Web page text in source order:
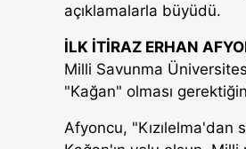
açıklamalarla büyüdü.
İLK İTİRAZ ERHAN
Milli Savunma
"Kağan" olması
Afyoncu, "Kızılelma'dan